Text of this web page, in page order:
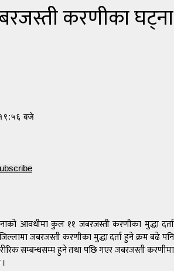
करणीका घट्ना
बजे
आवधीमा कुल ११ जबरजस्ती करणीका मुद्धा दर्ता
जबरजस्ती करणीका मुद्धा दर्ता हुने क्रम बढे पनि
सम्बन्धसम्म हुने तथा पछि गएर जबरजस्ती करणीमा